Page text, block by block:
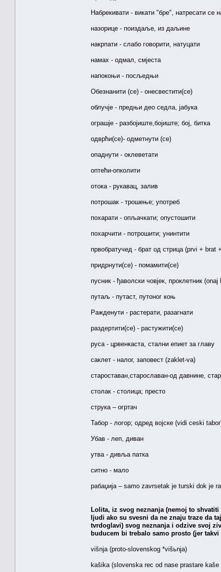
Набрекивати - викати "бре", натресати се
назорице - поиздаље, из даљине
накрпати - слабо говорити, натуцати
намах - одмал, смјеста
напокоњи - посљедњи
Обезнанити (cе) - онесвестити(се)
облучје - предњи део седла, јабука
ограшје - разбојиште,бојиште; бој, битка
одврћи(се)- одметнути (сe)
опаднути - оклеветати
оптећи-опколити
отока - рукавац, залив
потрошак - трошење; употреб
похарати - опљачкати; опустошити
похарчити - потрошити; унинтити
првобратучед - брат од стрица (prvi + brat
придрнути(се) - помамити(се)
пусник - ђаволски човјек, проклетник
путаљ - путаст, путоног коњ
Ражденути - растерати, разагнати
раздертити(се) - растужити(се)
руса - црвенкаста, стални епиет за главу
саклет - налог, заповест (zaklet-va)
староставан,старославан-од давнине,
столак - столица; престо
струка – огртач
Табор - логор; одред војске (vidi ceski
Убав - леп, диван
утва - дивља патка
ситно - мало
рабаџија – samo zavrsetak je turski dok je
Lolita, iz svog neznanja (nemoj to
ljudi ako su svesni da ne znaju traze da
tvrdoglavi) svog neznanja i odzive svoj
buducem bi trebalo samo prosto (jer
višnja (proto-slovenskog *višьnja)
kašika (slovenska rec od nase prastare